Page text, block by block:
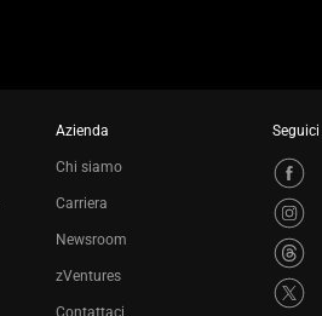
Azienda
Chi siamo
Carriera
Newsroom
zVentures
Contattaci
Seguici